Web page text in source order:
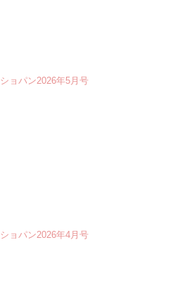
ショパン2026年5月号
ショパン2026年4月号